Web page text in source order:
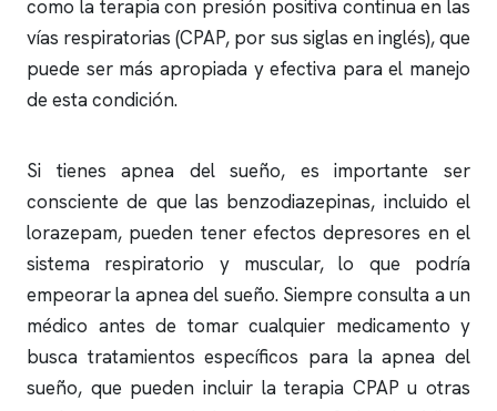
como la terapia con presión positiva continua en las
vías respiratorias (CPAP, por sus siglas en inglés), que
puede ser más apropiada y efectiva para el manejo
de esta condición.
Si tienesapnea del sueño, es importante ser
consciente de que las benzodiazepinas, incluido el
lorazepam, pueden tener efectos depresores en el
sistema respiratorio y muscular, lo que podría
empeorar la apnea del sueño. Siempre consulta a un
médico antes de tomar cualquier medicamento y
busca tratamientos específicos para laapnea del
sueño, que pueden incluir la terapia CPAP u otras